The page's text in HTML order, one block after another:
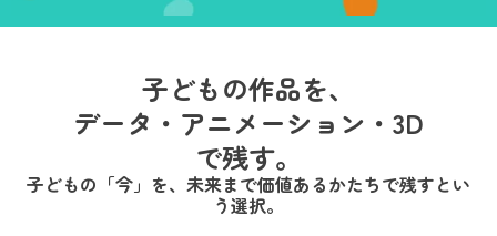
子どもの作品を、
データ・アニメーション・3D
で残す。
子どもの「今」を、未来まで価値あるかたちで残すとい
う選択。